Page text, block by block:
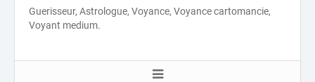
Guerisseur, Astrologue, Voyance, Voyance cartomancie,
Voyant medium.